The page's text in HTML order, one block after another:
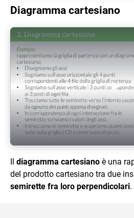
Diagramma cartesiano
Il diagramma cartesiano è una
del prodotto cartesiano tra due
semirette fra loro perpendicolari.